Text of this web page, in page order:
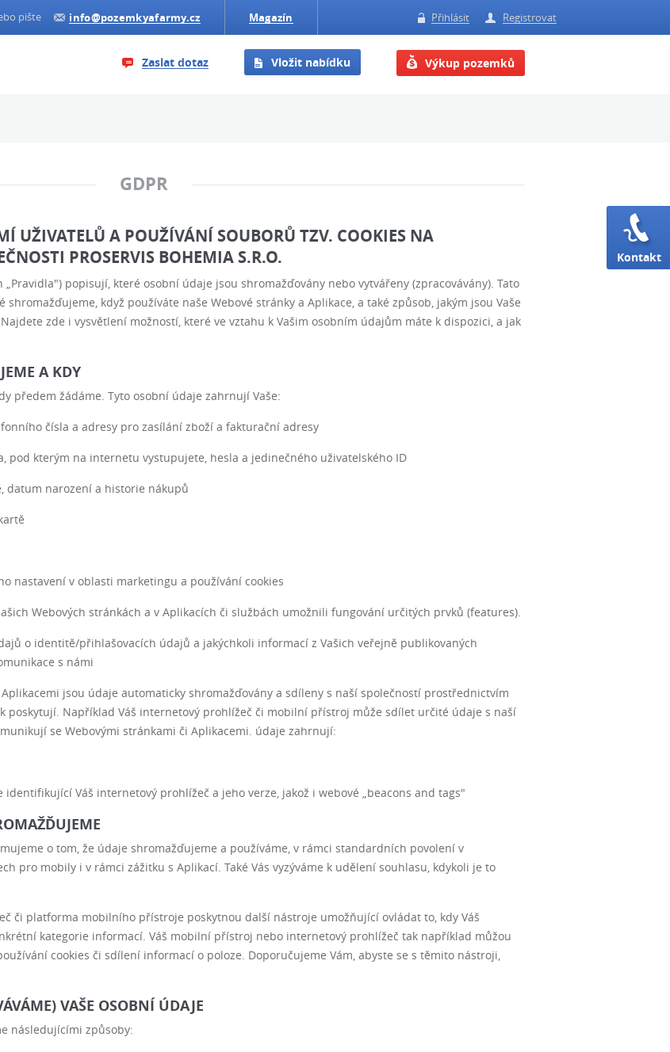
Kontakt
pište info@pozemkyafarmy.cz Magazín Přihlásit Registrovat
Zaslat dotaz Vložit nabídku Výkup pozemků
GDPR
UŽIVATELŮ A POUŽÍVÁNÍ SOUBORŮ TZV. COOKIES NA
PROSERVIS BOHEMIA S.R.O.
popisují, které osobní údaje jsou shromažďovány nebo vytvářeny (zpracovávány). Tato
když používáte naše Webové stránky a Aplikace, a také způsob, jakým jsou Vaše
zde i vysvětlení možností, které ve vztahu k Vašim osobním údajům máte k dispozici, a jak
A KDY
předem žádáme. Tyto osobní údaje zahrnují Vaše:
čísla a adresy pro zasílání zboží a fakturační adresy
pod kterým na internetu vystupujete, hesla a jedinečného uživatelského ID
datum narození a historie nákupů
nastavení v oblasti marketingu a používání cookies
Webových stránkách a v Aplikacích či službách umožnili fungování určitých prvků (features).
o identitě/přihlašovacích údajů a jakýchkoli informací z Vašich veřejně publikovaných
s námi
jsou údaje automaticky shromažďovány a sdíleny s naší společností prostřednictvím
poskytují. Například Váš internetový prohlížeč či mobilní přístroj může sdílet určité údaje s naší
se Webovými stránkami či Aplikacemi. údaje zahrnují:
identifikující Váš internetový prohlížeč a jeho verze, jakož i webové „beacons and tags"
o tom, že údaje shromažďujeme a používáme, v rámci standardních povolení v
pro mobily i v rámci zážitku s Aplikací. Také Vás vyzýváme k udělení souhlasu, kdykoli je to
či platforma mobilního přístroje poskytnou další nástroje umožňující ovládat to, kdy Váš
kategorie informací. Váš mobilní přístroj nebo internetový prohlížeč tak například můžou
cookies či sdílení informací o poloze. Doporučujeme Vám, abyste se s těmito nástroji,
VAŠE OSOBNÍ ÚDAJE
následujícími způsoby: